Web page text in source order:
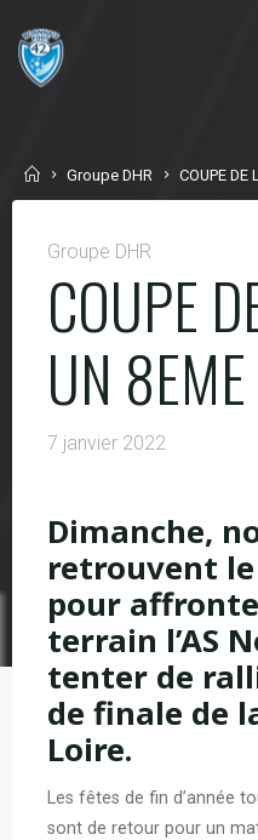
content
HomeGroupe DHR COUPE DE
Groupe DHR
COUPE
UN
7 janvier 2022
Dimanche,
retrouvent
pour
terrain l’AS
tenter de
de finale de
Loire.
Les fêtes de fin d’année
sont de retour pour un